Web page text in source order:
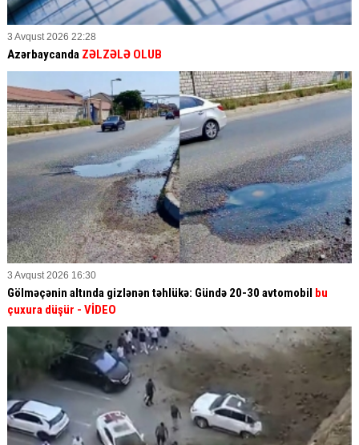
3 Avqust 2026 22:28
Azərbaycanda ZƏLZƏLƏ OLUB
3 Avqust 2026 16:30
Gölməçənin altında gizlənən təhlükə: Gündə 20-30 avtomobil bu
çuxura düşür - VİDEO